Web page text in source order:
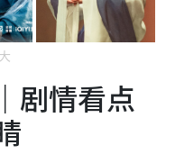
剧情看点